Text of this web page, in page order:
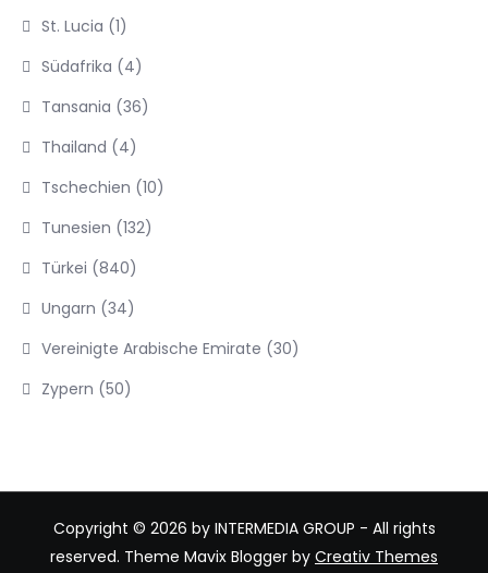
St. Lucia (1)
Südafrika (4)
Tansania (36)
Thailand (4)
Tschechien (10)
Tunesien (132)
Türkei (840)
Ungarn (34)
Vereinigte Arabische Emirate (30)
Zypern (50)
Copyright © 2026 by INTERMEDIA GROUP - All rights
reserved. Theme Mavix Blogger by Creativ Themes